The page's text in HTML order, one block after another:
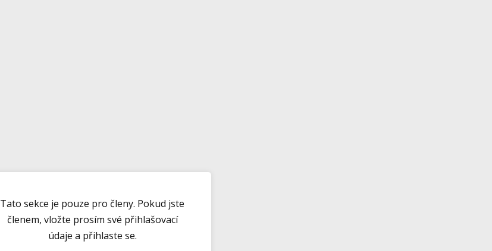
Tato sekce je pouze pro členy. Pokud jste
členem, vložte prosím své přihlašovací
údaje a přihlaste se.